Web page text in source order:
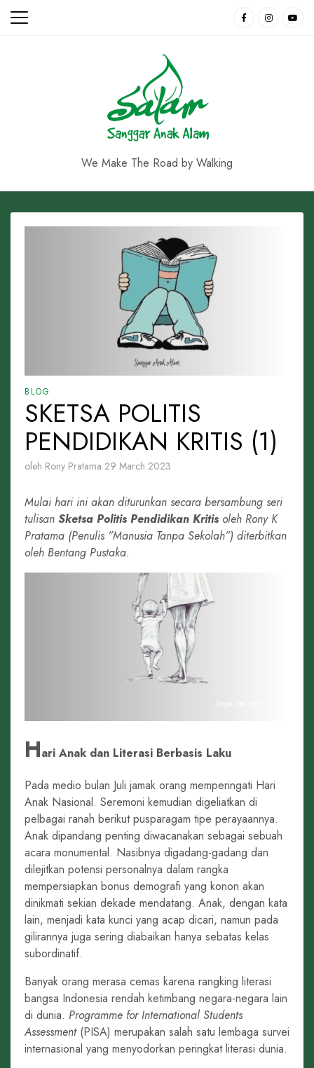
Skip
We Make The Road by Walking
BLOG
SKETSA POLITIS
PENDIDIKAN KRITIS (1)
oleh Rony Pratama 29 March 2023
Mulai hari ini akan diturunkan secara bersambung seri
tulisan Sketsa Politis Pendidikan Kritis oleh Rony K
Pratama (Penulis ”Manusia Tanpa Sekolah”) diterbitkan
oleh Bentang Pustaka.
Hari Anak dan Literasi Berbasis Laku
Pada medio bulan Juli jamak orang memperingati Hari
Anak Nasional. Seremoni kemudian digeliatkan di
pelbagai ranah berikut pusparagam tipe perayaannya.
Anak dipandang penting diwacanakan sebagai sebuah
acara monumental. Nasibnya digadang-gadang dan
dilejitkan potensi personalnya dalam rangka
mempersiapkan bonus demografi yang konon akan
dinikmati sekian dekade mendatang. Anak, dengan kata
lain, menjadi kata kunci yang acap dicari, namun pada
gilirannya juga sering diabaikan hanya sebatas kelas
subordinatif.
Banyak orang merasa cemas karena rangking literasi
bangsa Indonesia rendah ketimbang negara-negara lain
di dunia. Programme for International Students
Assessment(PISA) merupakan salah satu lembaga survei
internasional yang menyodorkan peringkat literasi dunia.